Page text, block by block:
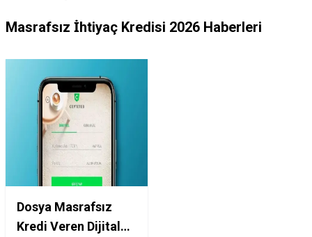
Masrafsız İhtiyaç Kredisi 2026 Haberleri
Dosya Masrafsız
Kredi Veren Dijital